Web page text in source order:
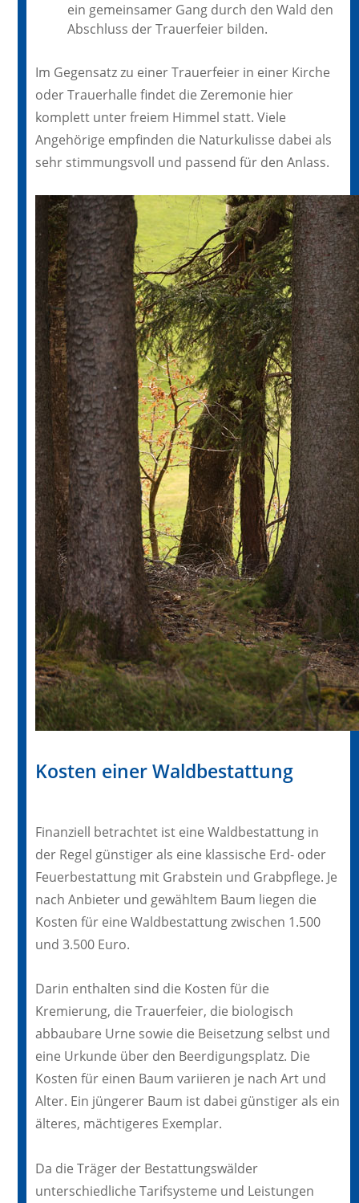
ein gemeinsamer Gang durch den Wald den
Abschluss der Trauerfeier bilden.
Im Gegensatz zu einer Trauerfeier in einer Kirche
oder Trauerhalle findet die Zeremonie hier
komplett unter freiem Himmel statt. Viele
Angehörige empfinden die Naturkulisse dabei als
sehr stimmungsvoll und passend für den Anlass.
Kosten einer Waldbestattung
Finanziell betrachtet ist eine Waldbestattung in
der Regel günstiger als eine klassische Erd- oder
Feuerbestattung mit Grabstein und Grabpflege. Je
nach Anbieter und gewähltem Baum liegen die
Kosten für eine Waldbestattung zwischen 1.500
und 3.500 Euro.
Darin enthalten sind die Kosten für die
Kremierung, die Trauerfeier, die biologisch
abbaubare Urne sowie die Beisetzung selbst und
eine Urkunde über den Beerdigungsplatz. Die
Kosten für einen Baum variieren je nach Art und
Alter. Ein jüngerer Baum ist dabei günstiger als ein
älteres, mächtigeres Exemplar.
Da die Träger der Bestattungswälder
unterschiedliche Tarifsysteme und Leistungen